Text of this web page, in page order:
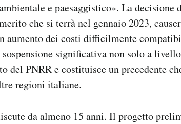
e paesaggistico». La decisione
che si terrà nel gennaio 2023,
aumento dei costi difficilmente
significativa non solo a
del PNRR e costituisce un precedente
regioni italiane.
da almeno 15 anni. Il progetto